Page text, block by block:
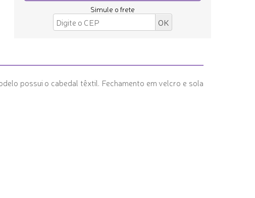
Simule o frete
possui o cabedal têxtil. Fechamento em velcro e sola